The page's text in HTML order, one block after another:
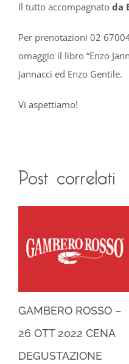
Il tutto accompagnatoda
Per prenotazioni 02
omaggio il libro “Enzo
Jannacci ed Enzo Gentile.
Vi aspettiamo!
Post correlati
GAMBERO ROSSO –
26 OTT 2022 CENA
DEGUSTAZIONE